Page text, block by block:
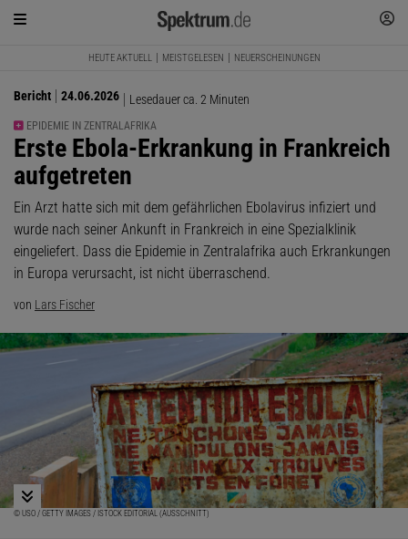
HEUTE AKTUELL MEISTGELESEN NEUERSCHEINUNGEN
Bericht 24.06.2026 Lesedauer ca. 2 Minuten
EPIDEMIE IN ZENTRALAFRIKA
:
Erste Ebola-Erkrankung in Frankreich
aufgetreten
Ein Arzt hatte sich mit dem gefährlichen Ebolavirus infiziert und
wurde nach seiner Ankunft in Frankreich in eine Spezialklinik
eingeliefert. Dass die Epidemie in Zentralafrika auch Erkrankungen
in Europa verursacht, ist nicht überraschend.
von Lars Fischer
© USO / GETTY IMAGES / ISTOCK EDITORIAL (AUSSCHNITT)